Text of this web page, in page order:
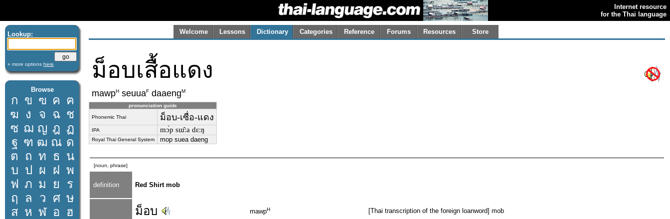
Internet resource
for the Thai language
Lookup:
» more options here
Browse
ก ข ฃ ค ฅ
ฆ ง จ ฉ ช
ซ ฌ ญ ฎ ฏ
ฐ ฑ ฒ ณ ด
ต ถ ท ธ น
บ ป ผ ฝ พ
ฟ ภ ม ย
ร
ฤ
ล ว ศ ษ
ส ห ฬ อ ฮ
Welcome Lessons Dictionary Categories Reference Forums Resources Store
ม็อบเสื้อแดง
mawpH seuuaF daaengM
pronunciation guide
Phonemic Thai ม็อบ-เซื่อ-แดง
IPA mɔ́p sɯ̂ːa dɛːŋ
Royal Thai General System mop suea daeng
[noun, phrase]
definition Red Shirt mob
ม็อบ mawpH [Thai transcription of the foreign loanword] mob